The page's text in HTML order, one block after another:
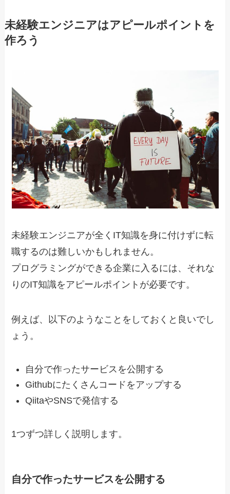
未経験エンジニアはアピールポイントを
作ろう
未経験エンジニアが全くIT知識を身に付けずに転
職するのは難しいかもしれません。
プログラミングができる企業に入るには、それな
りのIT知識をアピールポイントが必要です。
例えば、以下のようなことをしておくと良いでし
ょう。
自分で作ったサービスを公開する
Githubにたくさんコードをアップする
QiitaやSNSで発信する
1つずつ詳しく説明します。
自分で作ったサービスを公開する